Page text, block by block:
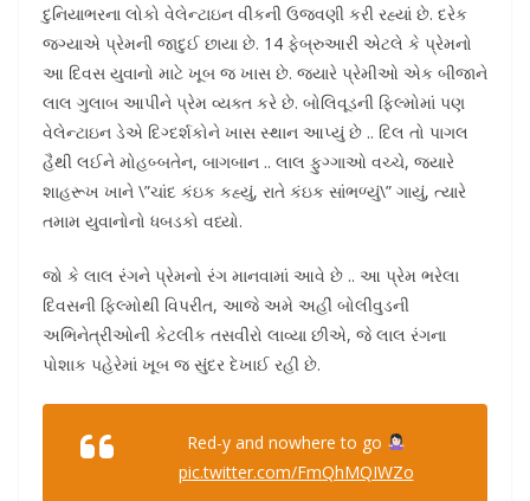
દુનિયાભરના લોકો વેલેન્ટાઇન વીકની ઉજવણી કરી રહ્યાં છે. દરેક
જગ્યાએ પ્રેમની જાદુઈ છાયા છે. 14 ફેબ્રુઆરી એટલે કે પ્રેમનો
આ દિવસ યુવાનો માટે ખૂબ જ ખાસ છે. જ્યારે પ્રેમીઓ એક બીજાને
લાલ ગુલાબ આપીને પ્રેમ વ્યક્ત કરે છે. બોલિવૂડની ફિલ્મોમાં પણ
વેલેન્ટાઇન ડેએ દિગ્દર્શકોને ખાસ સ્થાન આપ્યું છે .. દિલ તો પાગલ
હૈથી લઈને મોહબ્બતેન, બાગબાન .. લાલ ફુગ્ગાઓ વચ્ચે, જ્યારે
શાહરૂખ ખાને \”ચાંદ કંઇક કહ્યું, રાતે કંઇક સાંભળ્યું\” ગાયું, ત્યારે
તમામ યુવાનોનો ધબડકો વધ્યો.
જો કે લાલ રંગને પ્રેમનો રંગ માનવામાં આવે છે .. આ પ્રેમ ભરેલા
દિવસની ફિલ્મોથી વિપરીત, આજે અમે અહીં બોલીવુડની
અભિનેત્રીઓની કેટલીક તસવીરો લાવ્યા છીએ, જે લાલ રંગના
પોશાક પહેરેમાં ખૂબ જ સુંદર દેખાઈ રહી છે.
Red-y and nowhere to go
pic.twitter.com/FmQhMQIWZo